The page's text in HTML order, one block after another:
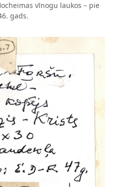
vīnogu laukos – pie
gads.